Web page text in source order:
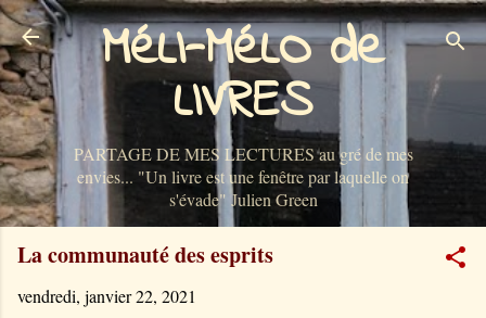
Accéder au contenu principal
MéLI-MéLO de
LIVRES
PARTAGE DE MES LECTURES au gré de mes
envies... "Un livre est une fenêtre par laquelle on
s'évade" Julien Green
La communauté des esprits
vendredi, janvier 22, 2021